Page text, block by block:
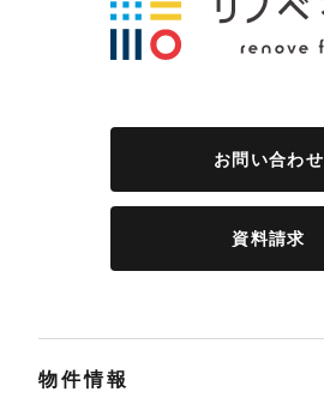
お問い合わせ
資料請求
物件情報